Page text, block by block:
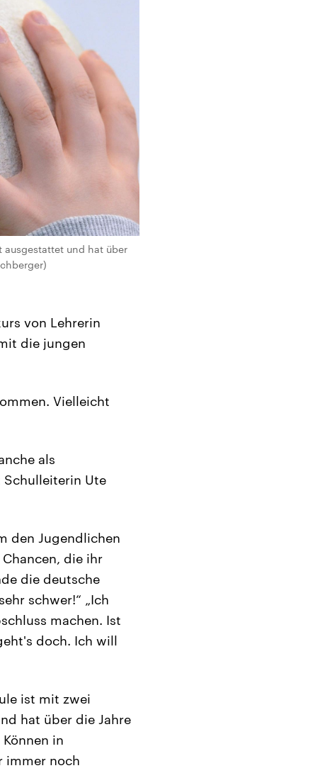
ausgestattet und hat über
von Lehrerin
die jungen
Vielleicht
als
Schulleiterin Ute
den Jugendlichen
die ihr
die deutsche
schwer!“ „Ich
machen. Ist
doch. Ich will
ist mit zwei
hat über die Jahre
in
immer noch